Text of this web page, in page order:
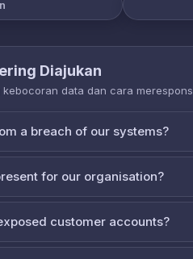
Diajukan
data dan cara merespons
a breach of our systems?
for our organisation?
customer accounts?